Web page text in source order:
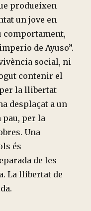
produeixen
un jove en
comportament,
de Ayuso”.
social, ni
contenir el
la llibertat
desplaçat a un
per la
Una
és
de les
La llibertat de